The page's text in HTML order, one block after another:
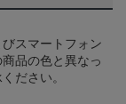
スマートフォン
品の色と異なっ
ださい。